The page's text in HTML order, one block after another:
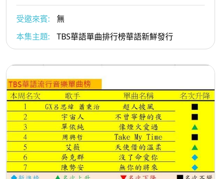
受邀來賓:
無
本集主題:
TBS華語單曲排行榜華語新鮮發行